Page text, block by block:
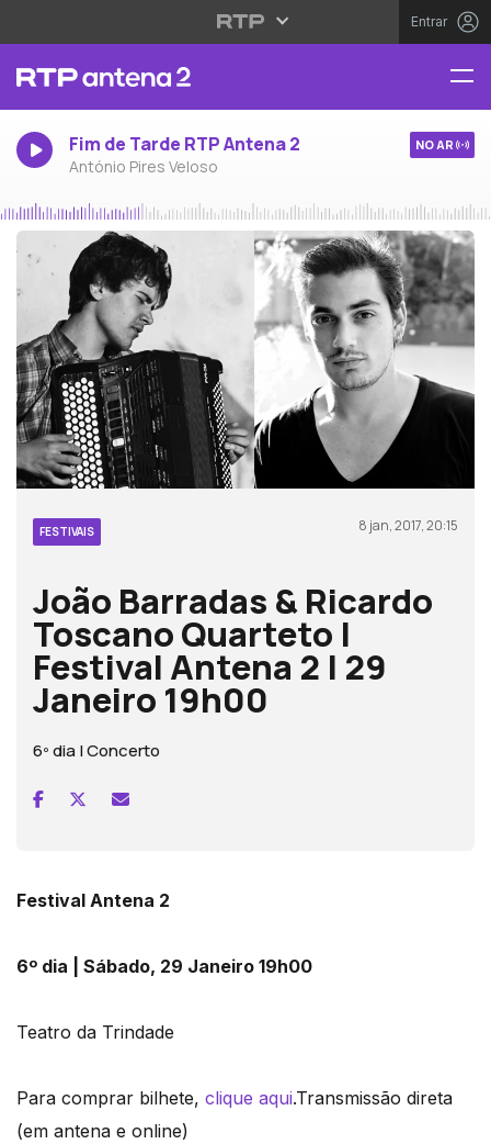
Entrar
Fim de Tarde RTP Antena 2
António Pires Veloso
NO AR
FESTIVAIS 8 jan, 2017, 20:15
João Barradas & Ricardo
Toscano Quarteto |
Festival Antena 2 | 29
Janeiro 19h00
6º dia | Concerto
Festival Antena 2
6º dia | Sábado, 29 Janeiro 19h00
Teatro da Trindade
Para comprar bilhete, clique aqui.Transmissão direta
(em antena e online)